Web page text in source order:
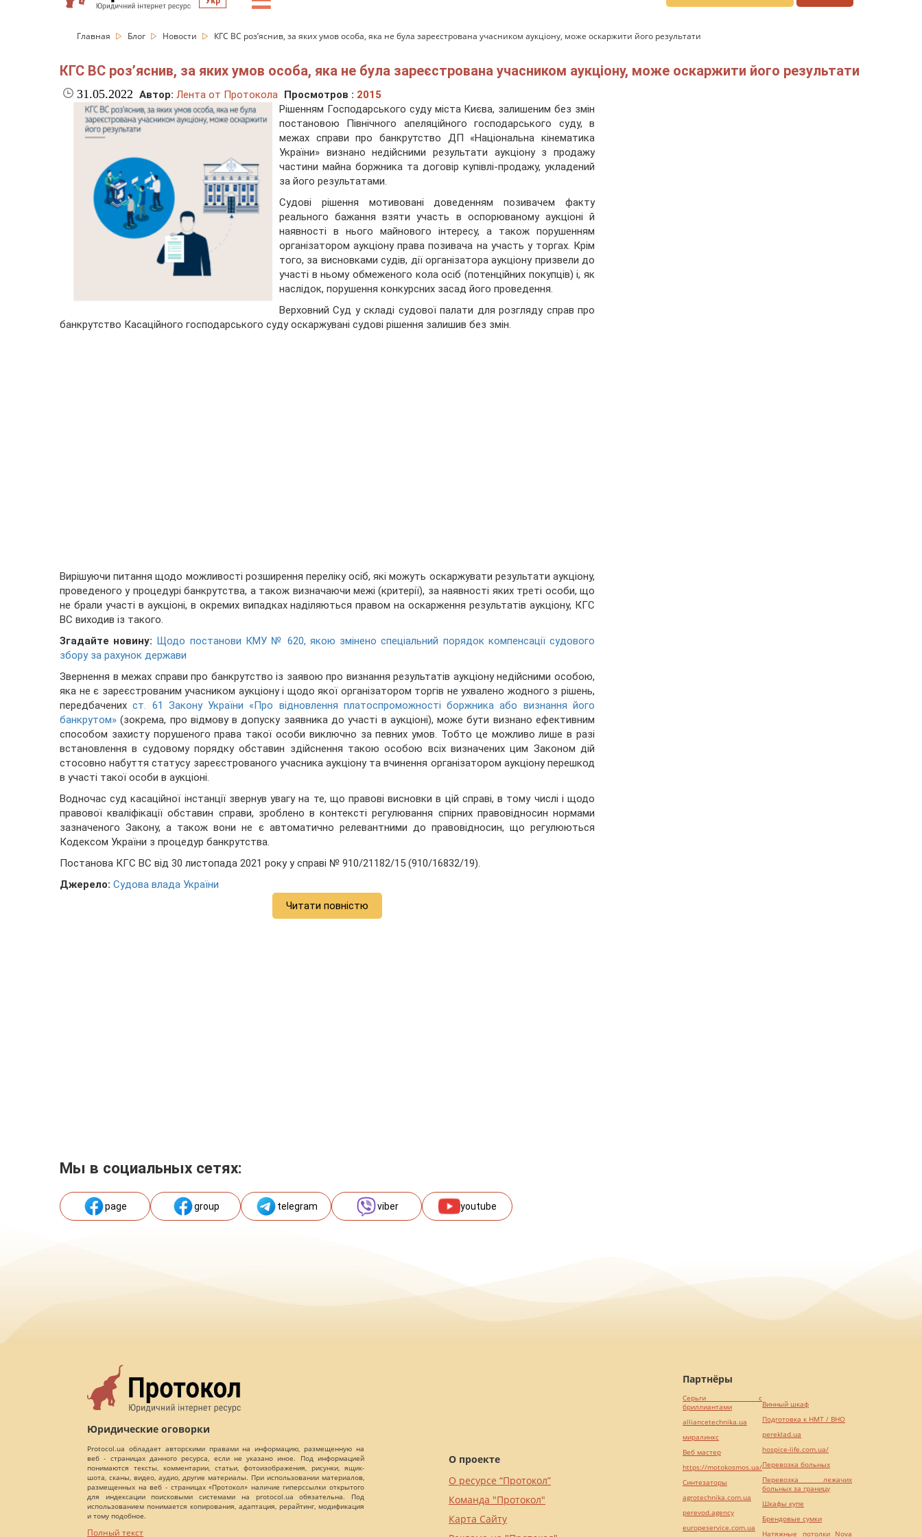
Главная Блог Новости КГС ВС роз’яснив, за яких умов особа, яка не була зареєстрована учасником аукціону, може оскаржити його результати
КГС ВС роз’яснив, за яких умов особа, яка не була зареєстрована учасником аукціону, може оскаржити його результати
31.05.2022 Автор: Лента от Протокола Просмотров : 2015
Рішенням Господарського суду міста Києва, залишеним без змін
постановою Північного апеляційного господарського суду, в
межах справи про банкрутство ДП «Національна кінематика
України» визнано недійсними результати аукціону з продажу
частини майна боржника та договір купівлі-продажу, укладений
за його результатами.
Судові рішення мотивовані доведенням позивачем факту
реального бажання взяти участь в оспорюваному аукціоні й
наявності в нього майнового інтересу, а також порушенням
організатором аукціону права позивача на участь у торгах. Крім
того, за висновками судів, дії організатора аукціону призвели до
участі в ньому обмеженого кола осіб (потенційних покупців) і, як
наслідок, порушення конкурсних засад його проведення.
Верховний Суд у складі судової палати для розгляду справ про
банкрутство Касаційного господарського суду оскаржувані судові рішення залишив без змін.
Вирішуючи питання щодо можливості розширення переліку осіб, які можуть оскаржувати результати аукціону,
проведеного у процедурі банкрутства, а також визначаючи межі (критерії), за наявності яких треті особи, що
не брали участі в аукціоні, в окремих випадках наділяються правом на оскарження результатів аукціону, КГС
ВС виходив із такого.
Згадайте новину: Щодо постанови КМУ № 620, якою змінено спеціальний порядок компенсації судового
збору за рахунок держави
Звернення в межах справи про банкрутство із заявою про визнання результатів аукціону недійсними особою,
яка не є зареєстрованим учасником аукціону і щодо якої організатором торгів не ухвалено жодного з рішень,
передбаченихст. 61 Закону України «Про відновлення платоспроможності боржника або визнання його
банкрутом»(зокрема, про відмову в допуску заявника до участі в аукціоні), може бути визнано ефективним
способом захисту порушеного права такої особи виключно за певних умов. Тобто це можливо лише в разі
встановлення в судовому порядку обставин здійснення такою особою всіх визначених цим Законом дій
стосовно набуття статусу зареєстрованого учасника аукціону та вчинення організатором аукціону перешкод
в участі такої особи в аукціоні.
Водночас суд касаційної інстанції звернув увагу на те, що правові висновки в цій справі, в тому числі і щодо
правової кваліфікації обставин справи, зроблено в контексті регулювання спірних правовідносин нормами
зазначеного Закону, а також вони не є автоматично релевантними до правовідносин, що регулюються
Кодексом України з процедур банкрутства.
Постанова КГС ВС від 30 листопада 2021 року у справі № 910/21182/15 (910/16832/19).
Джерело: Судова влада України
Читати повністю
Мы в социальных сетях:
page group telegram viber youtube
Юридические оговорки
Protocol.ua обладает авторскими правами на информацию, размещенную на
веб - страницах данного ресурса, если не указано иное. Под информацией
понимаются тексты, комментарии, статьи, фотоизображения, рисунки, ящик-
шота, сканы, видео, аудио, другие материалы. При использовании материалов,
размещенных на веб - страницах «Протокол» наличие гиперссылки открытого
для индексации поисковыми системами на protocol.ua обязательна. Под
использованием понимается копирования, адаптация, рерайтинг, модификация
и тому подобное.
Полный текст
О проекте
О ресурсе “Протокол”
Команда "Протокол"
Карта Сайту
Партнёры
Серьги с
бриллиантами
alliancetechnika.ua
миралинкс
Веб мастер
https://motokosmos.ua/
Синтезаторы
agrotechnika.com.ua
perevod.agency
europeservice.com.ua
Винный шкаф
Подготовка к НМТ / ВНО
pereklad.ua
hospice-life.com.ua/
Перевозка больных
Перевозка лежачих
больных за границу
Шкафы купе
Брендовые сумки
Натяжные потолки Nova